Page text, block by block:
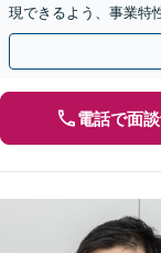
現できるよう、事業特
たします【時間外・休
電話で面